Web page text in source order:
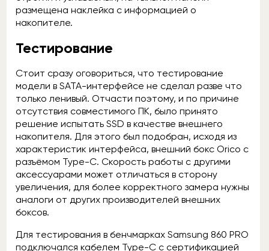
размещена наклейка с информацией о
накопителе.
Тестирование
Стоит сразу оговориться, что тестирование
модели в SATA-интерфейсе не сделал разве что
только ленивый. Отчасти поэтому, и по причине
отсутствия совместимого ПК, было принято
решение испытать SSD в качестве внешнего
накопителя. Для этого был подобран, исходя из
характеристик интерфейса, внешний бокс Orico с
разъёмом Type-C. Скорость работы с другими
аксессуарами может отличаться в сторону
увеличения, для более корректного замера нужны
аналоги от других производителей внешних
боксов.
Для тестирования в бенчмарках Samsung 860 PRO
подключался кабелем Type-C с сертификацией